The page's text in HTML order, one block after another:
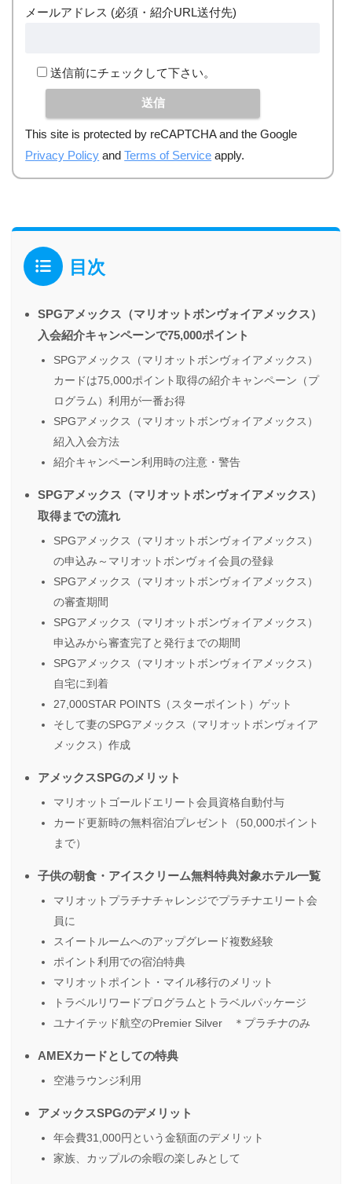
メールアドレス (必須・紹介URL送付先)
送信前にチェックして下さい。
This site is protected by reCAPTCHA and the Google
Privacy Policy andTerms of Service apply.
目次
SPGアメックス（マリオットボンヴォイアメックス）
入会紹介キャンペーンで75,000ポイント
SPGアメックス（マリオットボンヴォイアメックス）
カードは75,000ポイント取得の紹介キャンペーン（プ
ログラム）利用が一番お得
SPGアメックス（マリオットボンヴォイアメックス）
紹入入会方法
紹介キャンペーン利用時の注意・警告
SPGアメックス（マリオットボンヴォイアメックス）
取得までの流れ
SPGアメックス（マリオットボンヴォイアメックス）
の申込み～マリオットボンヴォイ会員の登録
SPGアメックス（マリオットボンヴォイアメックス）
の審査期間
SPGアメックス（マリオットボンヴォイアメックス）
申込みから審査完了と発行までの期間
SPGアメックス（マリオットボンヴォイアメックス）
自宅に到着
27,000STAR POINTS（スターポイント）ゲット
そして妻のSPGアメックス（マリオットボンヴォイア
メックス）作成
アメックスSPGのメリット
マリオットゴールドエリート会員資格自動付与
カード更新時の無料宿泊プレゼント（50,000ポイント
まで）
子供の朝食・アイスクリーム無料特典対象ホテル一覧
マリオットプラチナチャレンジでプラチナエリート会
員に
スイートルームへのアップグレード複数経験
ポイント利用での宿泊特典
マリオットポイント・マイル移行のメリット
トラベルリワードプログラムとトラベルパッケージ
ユナイテッド航空のPremier Silver ＊プラチナのみ
AMEXカードとしての特典
空港ラウンジ利用
アメックスSPGのデメリット
年会費31,000円という金額面のデメリット
家族、カップルの余暇の楽しみとして